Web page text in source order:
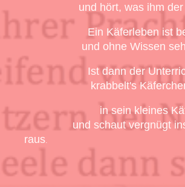
und hört, was ihm der
Ein Käferleben ist
und ohne Wissen sehr
Ist dann der Unterricht
krabbelt's Käferchen
in sein kleines
und schaut vergnügt ins
raus.